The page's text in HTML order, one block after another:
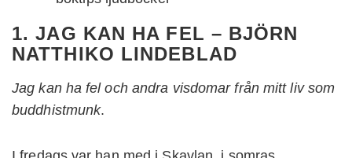
1. JAG KAN HA FEL – BJÖRN
NATTHIKO LINDEBLAD
Jag kan ha fel och andra visdomar från mitt liv som
buddhistmunk.